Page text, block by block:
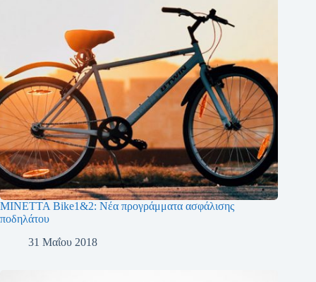
MINETTA Bike1&2: Νέα προγράμματα ασφάλισης
ποδηλάτου
31 Μαΐου 2018